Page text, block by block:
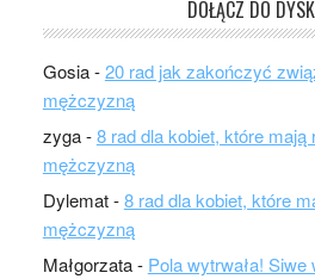
DOŁĄCZ DO
Gosia-20 rad jak zakończyć
mężczyzną
zyga-8 rad dla kobiet, które
mężczyzną
Dylemat-8 rad dla kobiet, które
mężczyzną
Małgorzata- Pola wytrwała! Siwe